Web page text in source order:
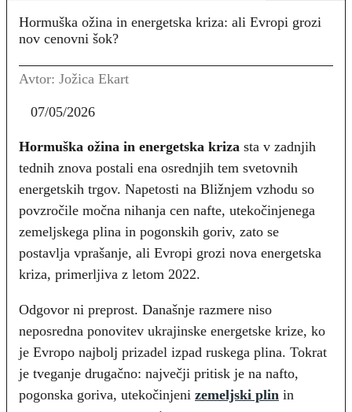
Hormuška ožina in energetska kriza: ali Evropi grozi
nov cenovni šok?
Avtor: Jožica Ekart
07/05/2026
Hormuška ožina in energetska kriza sta v zadnjih
tednih znova postali ena osrednjih tem svetovnih
energetskih trgov. Napetosti na Bližnjem vzhodu so
povzročile močna nihanja cen nafte, utekočinjenega
zemeljskega plina in pogonskih goriv, zato se
postavlja vprašanje, ali Evropi grozi nova energetska
kriza, primerljiva z letom 2022.
Odgovor ni preprost. Današnje razmere niso
neposredna ponovitev ukrajinske energetske krize, ko
je Evropo najbolj prizadel izpad ruskega plina. Tokrat
je tveganje drugačno: največji pritisk je na nafto,
pogonska goriva, utekočinjeni zemeljski plin in